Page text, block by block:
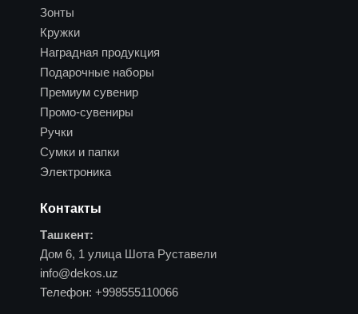
Зонты
Кружки
Наградная продукция
Подарочные наборы
Премиум сувенир
Промо-сувениры
Ручки
Сумки и папки
Электроника
Контакты
Ташкент:
Дом 6, 1 улица Шота Руставели
info@dekos.uz
Телефон: +998555110066